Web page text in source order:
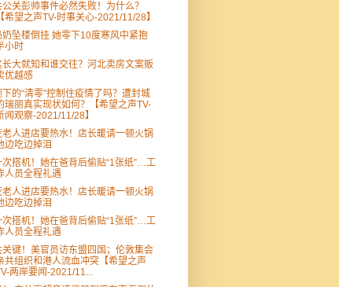
公关彭帅事件必然失败！为什么？
【希望之声TV-时事关心-2021/11/28】
奶坠楼倒挂 她零下10度寒风中紧抱
小时
长大就知和谁交往？河北卖房文案贩
优越感
下的“清零”控制住疫情了吗？遭封城
瑞丽真实现状如何？【希望之声TV-
闻观察-2021/11/28】
老人进店要热水！店长暖请一顿火锅
边吃边掉泪
次搭机！她在爸背后偷贴“1张纸”…工
人员全程礼遇
老人进店要热水！店长暖请一顿火锅
边吃边掉泪
次搭机！她在爸背后偷贴“1张纸”…工
人员全程礼遇
关键！美官员访东盟四国；伦敦集会
共组织和港人流血冲突【希望之声
两岸要闻-2021/11...